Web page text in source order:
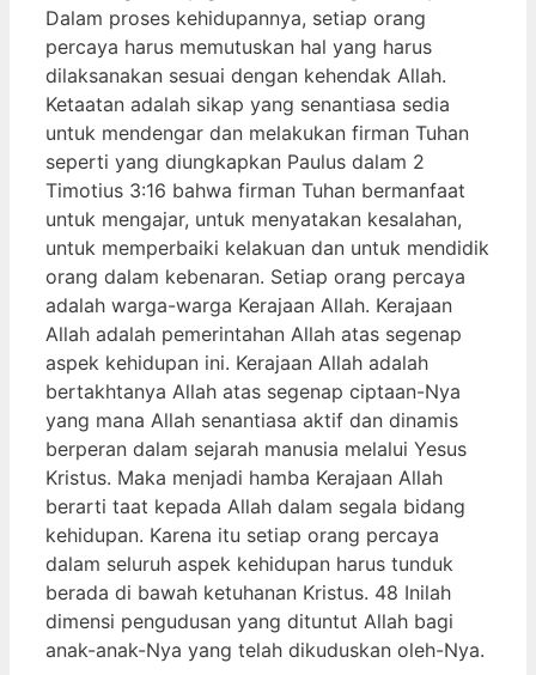
Dalam proses kehidupannya, setiap orang
percaya harus memutuskan hal yang harus
dilaksanakan sesuai dengan kehendak Allah.
Ketaatan adalah sikap yang senantiasa sedia
untuk mendengar dan melakukan firman Tuhan
seperti yang diungkapkan Paulus dalam 2
Timotius 3:16 bahwa firman Tuhan bermanfaat
untuk mengajar, untuk menyatakan kesalahan,
untuk memperbaiki kelakuan dan untuk mendidik
orang dalam kebenaran. Setiap orang percaya
adalah warga-warga Kerajaan Allah. Kerajaan
Allah adalah pemerintahan Allah atas segenap
aspek kehidupan ini. Kerajaan Allah adalah
bertakhtanya Allah atas segenap ciptaan-Nya
yang mana Allah senantiasa aktif dan dinamis
berperan dalam sejarah manusia melalui Yesus
Kristus. Maka menjadi hamba Kerajaan Allah
berarti taat kepada Allah dalam segala bidang
kehidupan. Karena itu setiap orang percaya
dalam seluruh aspek kehidupan harus tunduk
berada di bawah ketuhanan Kristus. 48 Inilah
dimensi pengudusan yang dituntut Allah bagi
anak-anak-Nya yang telah dikuduskan oleh-Nya.